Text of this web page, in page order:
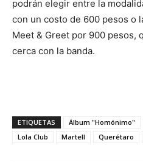
podrán elegir entre la
con un costo de 600 pesos o
Meet & Greet por 900 pesos,
cerca con la banda.
ETIQUETAS Álbum "Homónimo"
Lola Club
Martell Querétaro